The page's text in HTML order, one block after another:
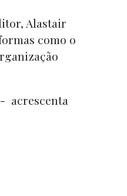
Alastair
como o
acrescenta